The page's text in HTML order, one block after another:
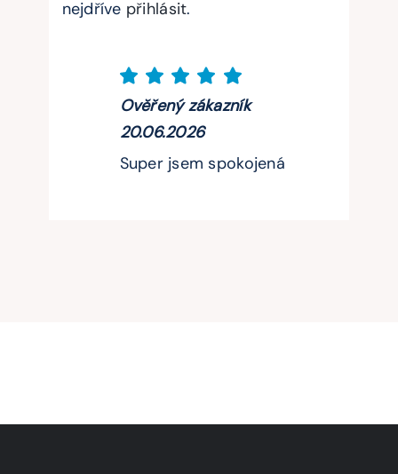
nejdříve přihlásit.
Ověřený zákazník
20.06.2026
Super jsem spokojená